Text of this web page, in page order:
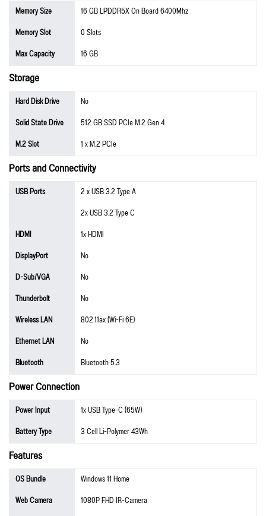
Memory Size
16 GB LPDDR5X On Board 6400Mhz
Memory Slot
0 Slots
Max Capacity
16 GB
Storage
Hard Disk Drive
No
Solid State Drive
512 GB SSD PCIe M.2 Gen 4
M.2 Slot
1 x M.2 PCIe
Ports and Connectivity
USB Ports
2 x USB 3.2 Type A
2x USB 3.2 Type C
HDMI
1x HDMI
DisplayPort
No
D-Sub/VGA
No
Thunderbolt
No
Wireless LAN
802.11ax (Wi-Fi 6E)
Ethernet LAN
No
Bluetooth
Bluetooth 5.3
Power Connection
Power Input
1x USB Type-C (65W)
Battery Type
3 Cell Li-Polymer 43Wh
Features
OS Bundle
Windows 11 Home
Web Camera
1080P FHD IR-Camera